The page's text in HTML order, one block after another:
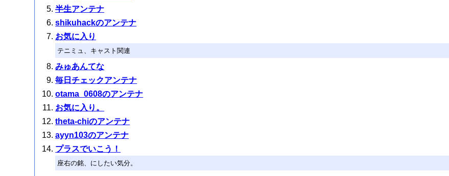
半生アンテナ
shikuhackのアンテナ
お気に入り
テニミュ、キャスト関連
みゅあんてな
毎日チェックアンテナ
otama_0608のアンテナ
お気に入り。
theta-chiのアンテナ
ayyn103のアンテナ
プラスでいこう！
座右の銘、にしたい気分。